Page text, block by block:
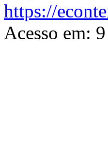
https://
Acesso em: